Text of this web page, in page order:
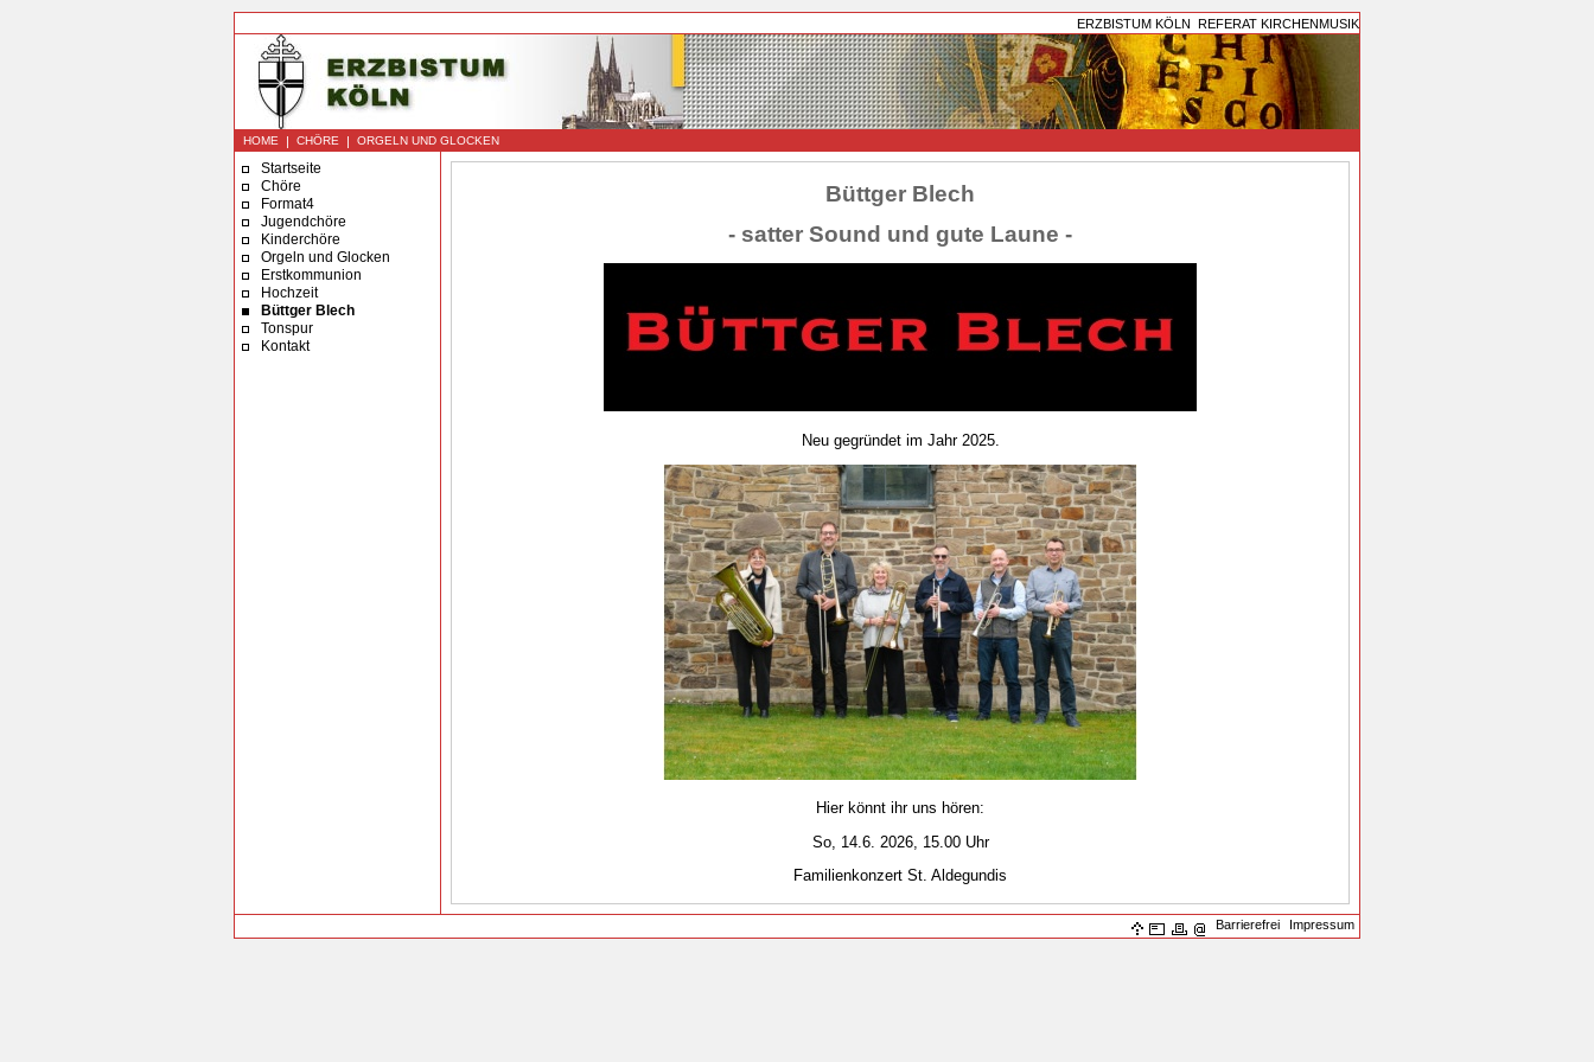
ERZBISTUM KÖLN REFERAT KIRCHENMUSIK
HOME | CHÖRE | ORGELN UND GLOCKEN
Startseite
Chöre
Format4
Jugendchöre
Kinderchöre
Orgeln und Glocken
Erstkommunion
Hochzeit
Büttger Blech
Tonspur
Kontakt
Büttger Blech
- satter Sound und gute Laune -
Neu gegründet im Jahr 2025.
Hier könnt ihr uns hören:
So, 14.6. 2026, 15.00 Uhr
Familienkonzert St. Aldegundis
Barrierefrei Impressum